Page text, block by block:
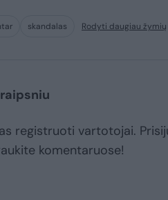
skandalas Rodyti daugiau žymių
registruoti vartotojai.
komentaruose!